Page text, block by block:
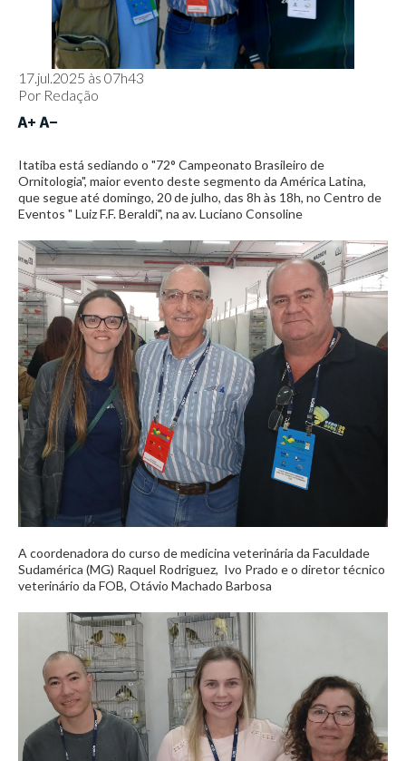
17.jul.2025 às 07h43
Por Redação
Itatiba está sediando o "72° Campeonato Brasileiro de
Ornitologia", maior evento deste segmento da América Latina,
que segue até domingo, 20 de julho, das 8h às 18h, no Centro de
Eventos " Luiz F.F. Beraldi", na av. Luciano Consoline
A coordenadora do curso de medicina veterinária da Faculdade
Sudamérica (MG) Raquel Rodriguez, Ivo Prado e o diretor técnico
veterinário da FOB, Otávio Machado Barbosa